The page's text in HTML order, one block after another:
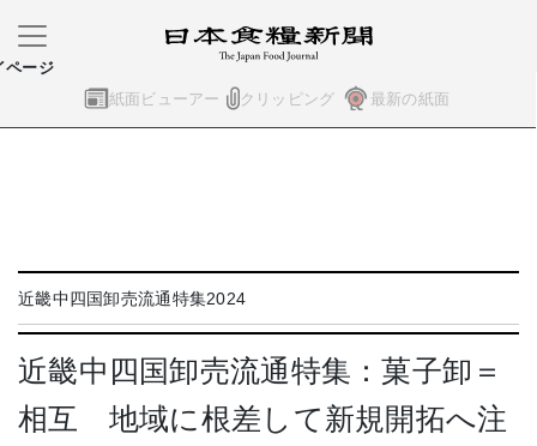
紙面ビューアー クリッピング 最新の紙面
ページ
近畿中四国卸売流通特集2024
近畿中四国卸売流通特集：菓子卸＝
相互 地域に根差して新規開拓へ注